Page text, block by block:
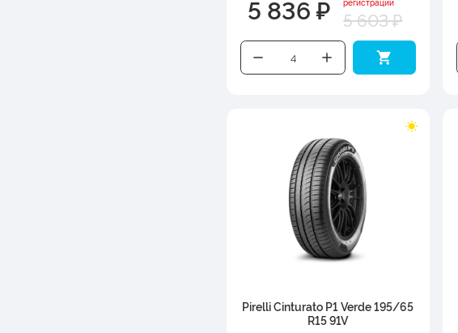
5 836 ₽
регистрации
5 603 ₽
Pirelli Cinturato P1 Verde 195/65
R15 91V